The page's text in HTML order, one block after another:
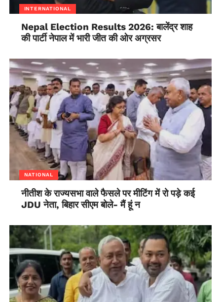
INTERNATIONAL
Nepal Election Results 2026: बालेंद्र शाह
की पार्टी नेपाल में भारी जीत की ओर अग्रसर
NATIONAL
नीतीश के राज्यसभा वाले फैसले पर मीटिंग में रो पड़े कई
JDU नेता, बिहार सीएम बोले- मैं हूं न